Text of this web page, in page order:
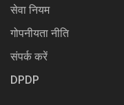
सेवा नियम
गोपनीयता नीति
संपर्क करें
DPDP